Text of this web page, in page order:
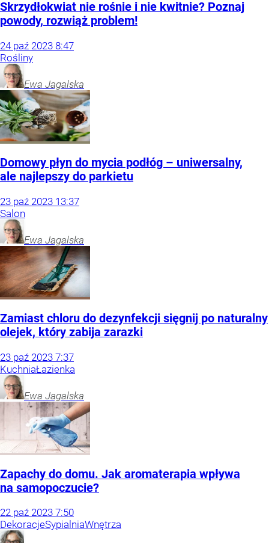
Skrzydłokwiat nie rośnie i nie kwitnie? Poznaj
powody, rozwiąż problem!
24 paź 2023 8:47
Rośliny
Ewa Jagalska
Domowy płyn do mycia podłóg – uniwersalny,
ale najlepszy do parkietu
23 paź 2023 13:37
Salon
Ewa Jagalska
Zamiast chloru do dezynfekcji sięgnij po naturalny
olejek, który zabija zarazki
23 paź 2023 7:37
KuchniaŁazienka
Ewa Jagalska
Zapachy do domu. Jak aromaterapia wpływa
na samopoczucie?
22 paź 2023 7:50
DekoracjeSypialniaWnętrza